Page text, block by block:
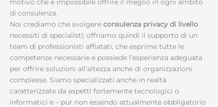
motivo che è impossibile offrire il meglio in ogni ambito
di consulenza.
Noi crediamo che svolgere consulenza privacy di livello
necessiti di specialisti; offriamo quindi il supporto di un
team di professionisti affiatati, che esprime tutte le
competenze necessarie e possiede l’esperienza adeguata
per offrire soluzioni all’altezza anche di organizzazioni
complesse. Siamo specializzati anche in realtà
caratterizzate da aspetti fortemente tecnologici o
informatici e – pur non essendo attualmente obbligatorio